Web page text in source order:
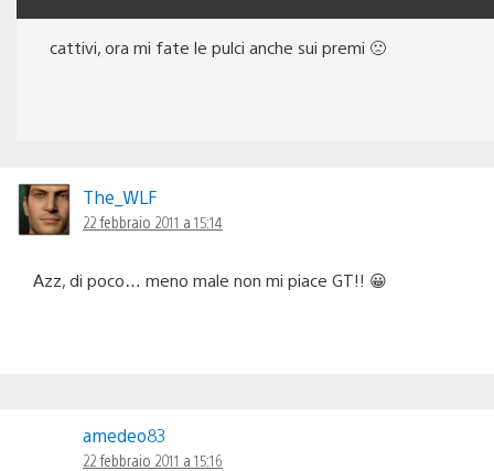
cattivi, ora mi fate le pulci anche sui premi 🙁
The_WLF
22 febbraio 2011 a 15:14
Azz, di poco… meno male non mi piace GT!! 😀
amedeo83
22 febbraio 2011 a 15:16